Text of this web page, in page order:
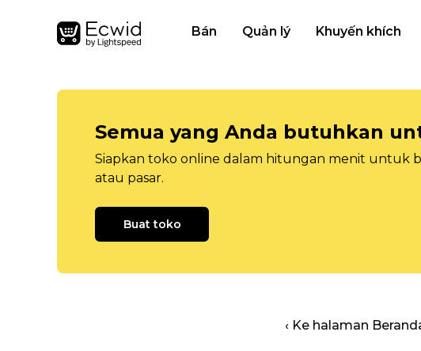
Bán Quản lý Khuyến khích
Semua yang Anda butuhkan
Siapkan toko online dalam hitungan menit untuk
atau pasar.
Buat toko
‹ Ke halaman